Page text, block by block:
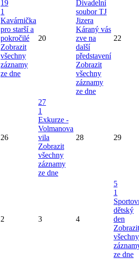
19
1
Kavárnička
pro starší a
pokročilé
Zobrazit
všechny
záznamy
ze dne
20
Divadelní
soubor TJ
Jizera
Káraný vás
zve na
další
představení
Zobrazit
všechny
záznamy
ze dne
22
26
27
1
Exkurze -
Volmanova
vila
Zobrazit
všechny
záznamy
ze dne
28 29
2 3 4
5
1
dětský
den
Zobrazit
všechny
ze dne